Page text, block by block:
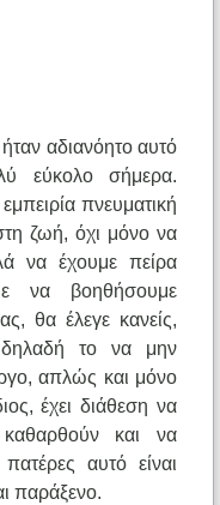
αδιανόητο αυτό
εύκολο σήμερα.
πνευματική
ζωή, όχι μόνο να
να έχουμε πείρα
να βοηθήσουμε
θα έλεγε κανείς,
δηλαδή το να μην
απλώς και μόνο
έχει διάθεση να
και να
αυτό είναι
παράξενο.